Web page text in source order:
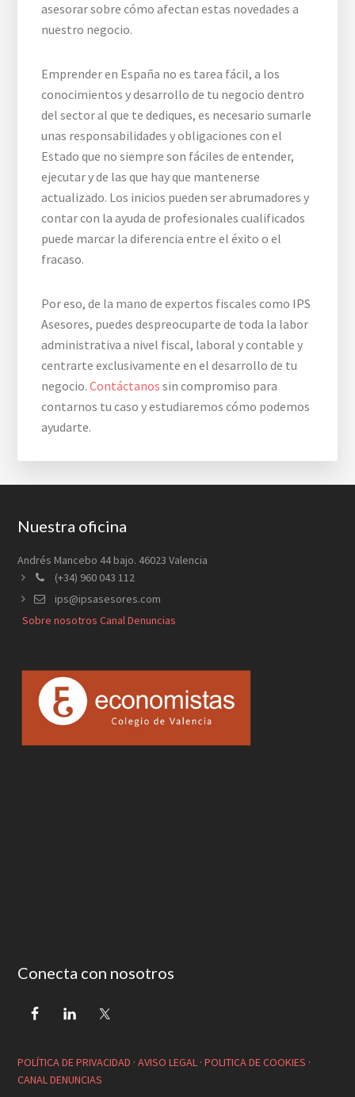
asesorar sobre cómo afectan estas novedades a
nuestro negocio.
Emprender en España no es tarea fácil, a los
conocimientos y desarrollo de tu negocio dentro
del sector al que te dediques, es necesario sumarle
unas responsabilidades y obligaciones con el
Estado que no siempre son fáciles de entender,
ejecutar y de las que hay que mantenerse
actualizado. Los inicios pueden ser abrumadores y
contar con la ayuda de profesionales cualificados
puede marcar la diferencia entre el éxito o el
fracaso.
Por eso, de la mano de expertos fiscales como IPS
Asesores, puedes despreocuparte de toda la labor
administrativa a nivel fiscal, laboral y contable y
centrarte exclusivamente en el desarrollo de tu
negocio.Contáctanos sin compromiso para
contarnos tu caso y estudiaremos cómo podemos
ayudarte.
Footer
Nuestra oficina
Andrés Mancebo 44 bajo. 46023 Valencia
(+34) 960 043 112
ips@ipsasesores.com
Sobre nosotros Canal Denuncias
Conecta con nosotros
POLÍTICA DE PRIVACIDAD ·AVISO LEGAL ·POLITICA DE COOKIES ·
CANAL DENUNCIAS